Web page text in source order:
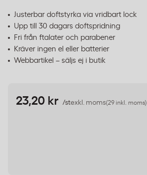
Justerbar doftstyrka via vridbart lock
Upp till 30 dagars doftspridning
Fri från ftalater och parabener
Kräver ingen el eller batterier
Webbartikel – säljs ej i butik
23,20 kr /stexkl. moms(29 inkl. moms)